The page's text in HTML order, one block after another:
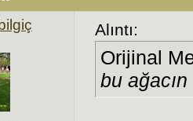
Alıntı:
Orijinal
bu